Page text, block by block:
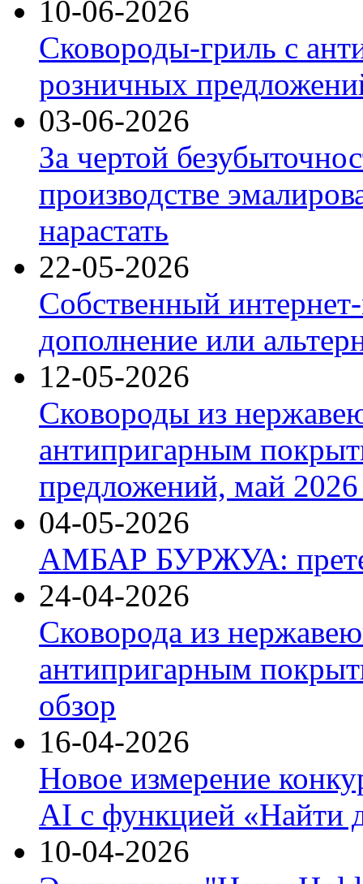
10-06-2026
Сковороды-гриль с
розничных
03-06-2026
За чертой
производстве
нарастать
22-05-2026
Собственный
дополнение или
12-05-2026
Сковороды из
антипригарным
предложений, май 2026
04-05-2026
АМБАР БУРЖУА:
24-04-2026
Сковорода из
антипригарным
обзор
16-04-2026
Новое измерение
AI с функцией «Найти
10-04-2026